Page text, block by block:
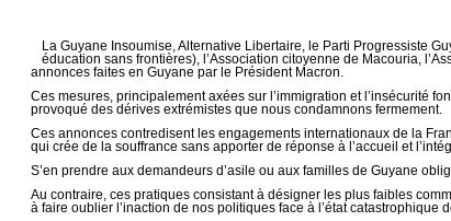
La Guyane Insoumise, Alternative Libertaire, le Parti Progressiste
éducation sans frontières), l’Association citoyenne de Macouria,
annonces faites en Guyane par le Président Macron.
Ces mesures, principalement axées sur l’immigration et l’insécurité
provoqué des dérives extrémistes que nous condamnons fermement.
Ces annonces contredisent les engagements internationaux de la
qui crée de la souffrance sans apporter de réponse à l’accueil et
S’en prendre aux demandeurs d’asile ou aux familles de Guyane
Au contraire, ces pratiques consistant à désigner les plus faibles
à faire oublier l’inaction de nos politiques face à l’état